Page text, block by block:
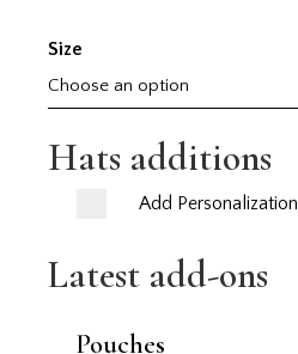
Size
Hats additions
Add Personalization
Latest add-ons
Pouches